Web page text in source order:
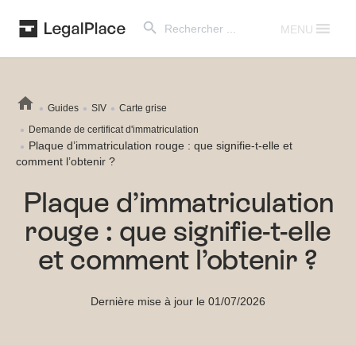
for:
MENU
Guides SIV
Carte grise
Demande de certificat d'immatriculation
Plaque d’immatriculation rouge : que signifie-t-elle et
comment l’obtenir ?
Plaque d’immatriculation
rouge : que signifie-t-elle
et comment l’obtenir ?
Dernière mise à jour le 01/07/2026